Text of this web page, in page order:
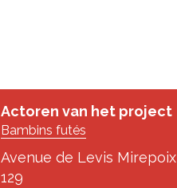
Actoren van het project
Bambins futés
Avenue de Levis Mirepoix
129